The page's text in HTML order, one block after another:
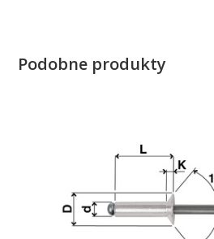
Podobne produkty